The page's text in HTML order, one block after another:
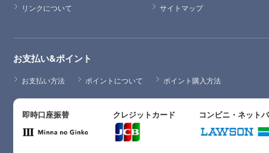
リンクについて
サイトマップ
お支払い&ポイント
お支払い方法 ポイントについて ポイント購入方法
即時口座振替 クレジットカード コンビニ・ネット